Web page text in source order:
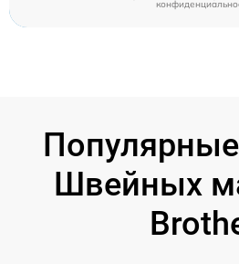
Швейных